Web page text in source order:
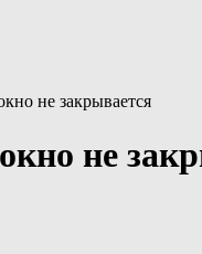
не закрывается
не